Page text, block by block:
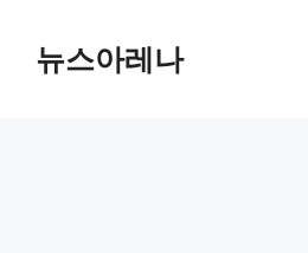
content뉴스아레나